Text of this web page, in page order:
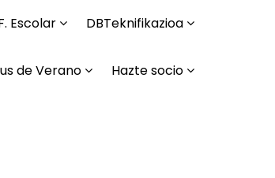
Escolar DBTeknifikazioa
de Verano Hazte socio